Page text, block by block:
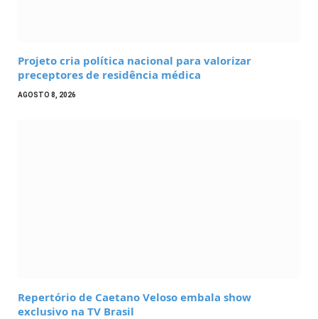
Projeto cria política nacional para valorizar
preceptores de residência médica
AGOSTO 8, 2026
Repertório de Caetano Veloso embala show
exclusivo na TV Brasil